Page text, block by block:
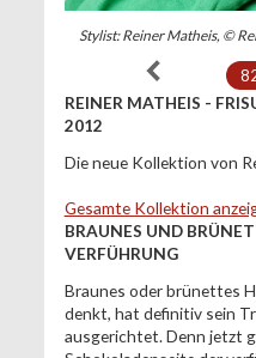
Stylist: Reiner Matheis, ©
REINER MATHEIS -
2012
Die neue Kollektion von
Gesamte Kollektion
BRAUNES UND
VERFÜHRUNG
Braunes oder brünettes
denkt, hat definitiv sein
ausgerichtet. Denn jetzt